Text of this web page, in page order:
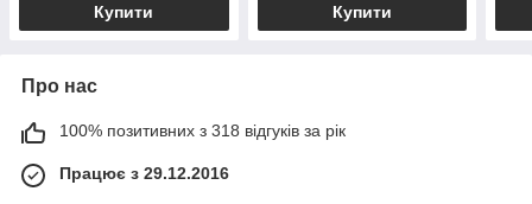
Купити Купити
Про нас
100% позитивних з 318 відгуків за рік
Працює з 29.12.2016